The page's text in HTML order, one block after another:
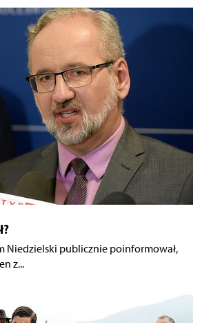
Niedzielski publicznie poinformował,
z...